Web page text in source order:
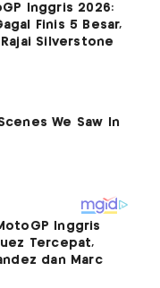
Inggris 2026:
Finis 5 Besar,
Silverstone
Inggris
Tercepat,
dan Marc